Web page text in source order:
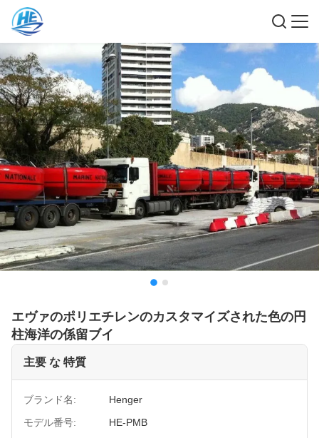
エヴァのポリエチレンのカスタマイズされた色の円
柱海洋の係留ブイ
主要 な 特質
ブランド名:
Henger
モデル番号:
HE-PMB